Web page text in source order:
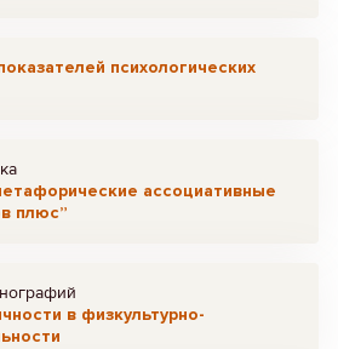
психологических
ассоциативные
плюс”
в физкультурно-